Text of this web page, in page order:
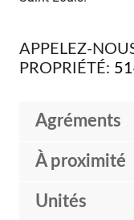
APPELEZ-
PROPRIÉTÉ:
Agréments
À proximité
Unités